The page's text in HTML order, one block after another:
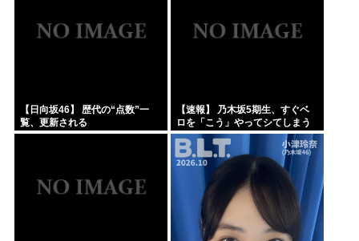
【日向坂46】 歴代の“点数”一
覧、更新される
【速報】 乃木坂5期生、すぐベ
ロを「こう」やってシてしまう
ｗｗｗｗｗｗ